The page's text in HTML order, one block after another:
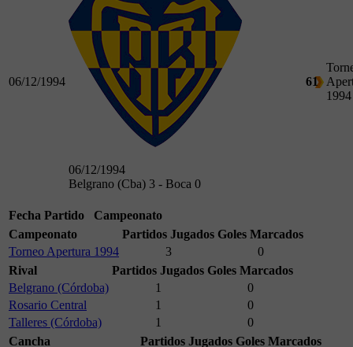
06/12/1994
06/12/1994
Belgrano (Cba) 3 - Boca 0
61
1994
Fecha Partido
Campeonato
Campeonato
Partidos Jugados Goles Marcados
Torneo Apertura 1994
3
0
Rival
Partidos Jugados Goles Marcados
Belgrano (Córdoba)
1
0
Rosario Central
1
0
Talleres (Córdoba)
1
0
Cancha
Partidos Jugados Goles Marcados